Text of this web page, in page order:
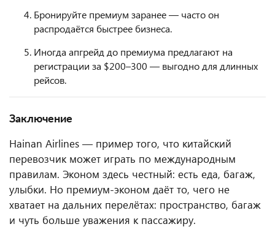
Бронируйте премиум заранее — часто он
распродаётся быстрее бизнеса.
Иногда апгрейд до премиума предлагают на
регистрации за $200–300 — выгодно для длинных
рейсов.
Заключение
Hainan Airlines — пример того, что китайский
перевозчик может играть по международным
правилам. Эконом здесь честный: есть еда, багаж,
улыбки. Но премиум-эконом даёт то, чего не
хватает на дальних перелётах: пространство, багаж
и чуть больше уважения к пассажиру.